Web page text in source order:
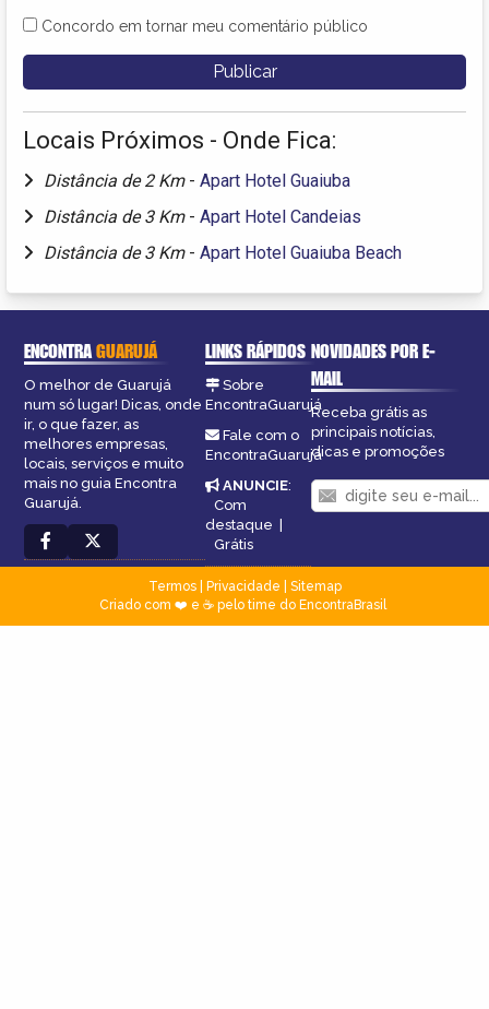
Concordo em tornar meu comentário público
Locais Próximos - Onde Fica:
Distância de 2 Km - Apart Hotel Guaiuba
Distância de 3 Km - Apart Hotel Candeias
Distância de 3 Km - Apart Hotel Guaiuba Beach
ENCONTRAGUARUJÁ
O melhor de Guarujá
num só lugar! Dicas, onde
ir, o que fazer, as
melhores empresas,
locais, serviços e muito
mais no guia Encontra
Guarujá.
LINKS RÁPIDOS
Sobre
EncontraGuarujá
Fale com o
EncontraGuarujá
ANUNCIE:
Com
destaque |
Grátis
NOVIDADES POR E-
MAIL
Receba grátis as
principais notícias,
dicas e promoções
Termos| Privacidade
Sitemap
Criado com ❤️ e ☕ pelo time do EncontraBrasil